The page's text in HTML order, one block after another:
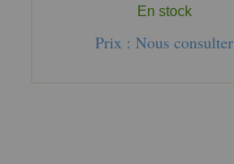
En stock
Prix : Nous consulter